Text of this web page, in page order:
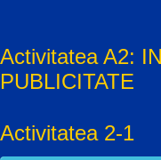
Activitatea A2:
PUBLICITATE
Activitatea 2-1